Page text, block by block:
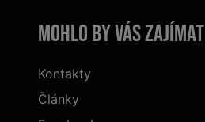
Mohlo by vás zajímat
Kontakty
Články